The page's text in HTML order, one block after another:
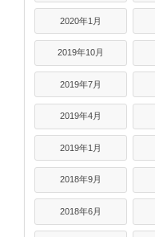
2020年1月
2019年10月
2019年7月
2019年4月
2019年1月
2018年9月
2018年6月